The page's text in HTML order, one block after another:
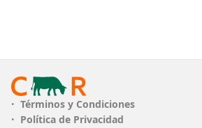
Términos y Condiciones
Política de Privacidad